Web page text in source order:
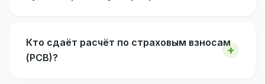
Кто сдаёт расчёт по страховым взносам
(РСВ)?